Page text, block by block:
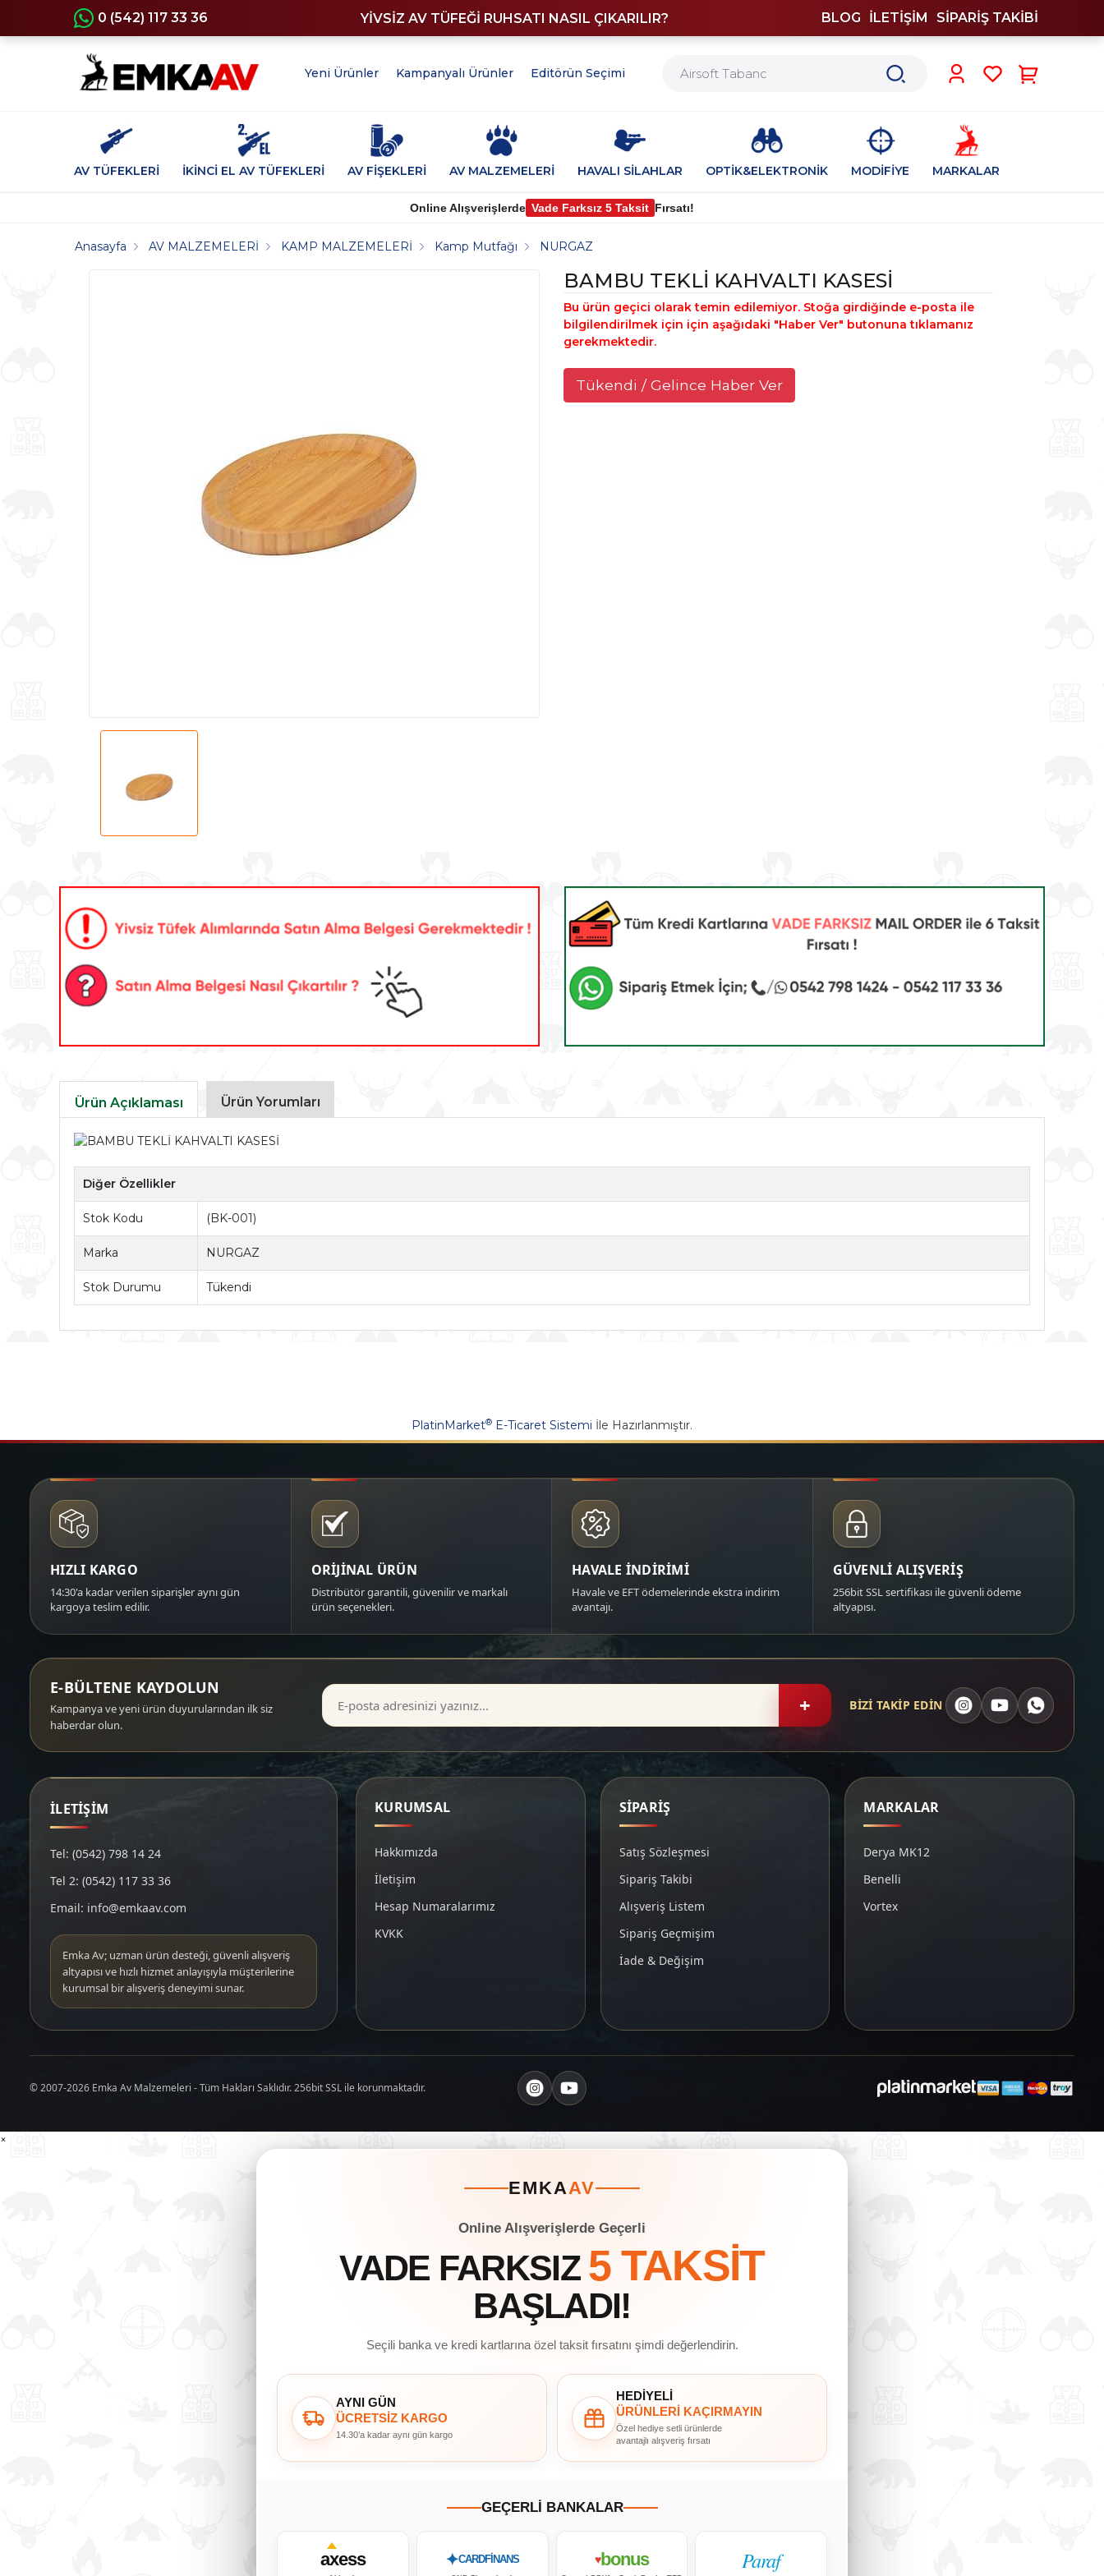
0 (542) 117 33 36 YİVSİZ AV TÜFEĞİ RUHSATI NASIL ÇIKARILIR? BLOG İLETİŞİM SİPARİŞ TAKİBİ
Yeni Ürünler Kampanyalı Ürünler Editörün Seçimi
AV TÜFEKLERİ İKİNCİ EL AV TÜFEKLERİ AV FİŞEKLERİ AV MALZEMELERİ HAVALI SİLAHLAR OPTİK&ELEKTRONİK MODİFİYE MARKALAR
Online Alışverişlerde Vade Farksız 5 Taksit Fırsatı!
Anasayfa AV MALZEMELERİ KAMP MALZEMELERİ Kamp Mutfağı NURGAZ
BAMBU TEKLİ KAHVALTI KASESİ
Bu ürün geçici olarak temin edilemiyor. Stoğa girdiğinde e-posta ile
bilgilendirilmek için için aşağıdaki "Haber Ver" butonuna tıklamanız
gerekmektedir.
Tükendi / Gelince Haber Ver
Ürün Açıklaması Ürün Yorumları
Diğer Özellikler
Stok Kodu (BK-001)
Marka NURGAZ
Stok Durumu Tükendi
PlatinMarket® E-Ticaret Sistemi İle Hazırlanmıştır.
HIZLI KARGO
14:30'a kadar verilen siparişler aynı gün
kargoya teslim edilir.
ORİJİNAL ÜRÜN
Distribütör garantili, güvenilir ve markalı
ürün seçenekleri.
HAVALE İNDİRİMİ
Havale ve EFT ödemelerinde ekstra indirim
avantajı.
GÜVENLİ ALIŞVERİŞ
256bit SSL sertifikası ile güvenli ödeme
altyapısı.
E-BÜLTENE KAYDOLUN
Kampanya ve yeni ürün duyurularından ilk siz
haberdar olun.
+ BİZİ TAKİP EDİN
İLETİŞİM
Tel: (0542) 798 14 24
Tel 2: (0542) 117 33 36
Email: info@emkaav.com
Emka Av; uzman ürün desteği, güvenli alışveriş
altyapısı ve hızlı hizmet anlayışıyla müşterilerine
kurumsal bir alışveriş deneyimi sunar.
KURUMSAL
Hakkımızda
İletişim
Hesap Numaralarımız
KVKK
SİPARİŞ
Satış Sözleşmesi
Sipariş Takibi
Alışveriş Listem
Sipariş Geçmişim
İade & Değişim
MARKALAR
Derya MK12
Benelli
Vortex
© 2007-2026 Emka Av Malzemeleri - Tüm Hakları Saklıdır. 256bit SSL ile korunmaktadır.
×
EMKAAV
Online Alışverişlerde Geçerli
VADE FARKSIZ 5 TAKSİT
BAŞLADI!
Seçili banka ve kredi kartlarına özel taksit fırsatını şimdi değerlendirin.
AYNI GÜN
ÜCRETSİZ KARGO
14.30’a kadar aynı gün kargo
HEDİYELİ
ÜRÜNLERİ KAÇIRMAYIN
Özel hediye setli ürünlerde
avantajlı alışveriş fırsatı
GEÇERLİ BANKALAR
axess ✦CARDFİNANS ♥bonus Paraf